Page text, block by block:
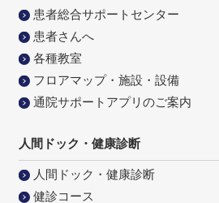
患者総合サポートセンター
患者さんへ
各種教室
フロアマップ・施設・設備
通院サポートアプリのご案内
人間ドック・健康診断
人間ドック・健康診断
健診コース